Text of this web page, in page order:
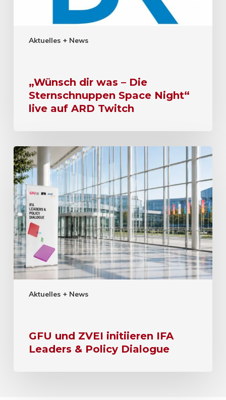
Aktuelles + News
„Wünsch dir was – Die
Sternschnuppen Space Night“
live auf ARD Twitch
Aktuelles + News
GFU und ZVEI initiieren IFA
Leaders & Policy Dialogue